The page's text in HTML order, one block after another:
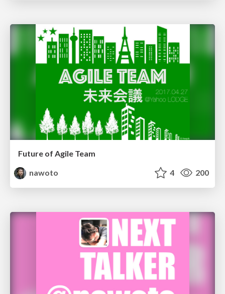
Future of Agile Team
nawoto
4 200